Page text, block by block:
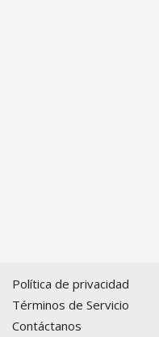
Política de privacidad
Términos de Servicio
Contáctanos